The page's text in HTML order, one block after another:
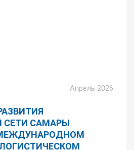
Апрель 2026
СЕТИ САМАРЫ